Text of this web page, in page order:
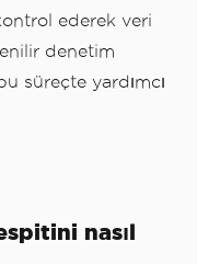
ederek veri
denetim
süreçte yardımcı
nasıl